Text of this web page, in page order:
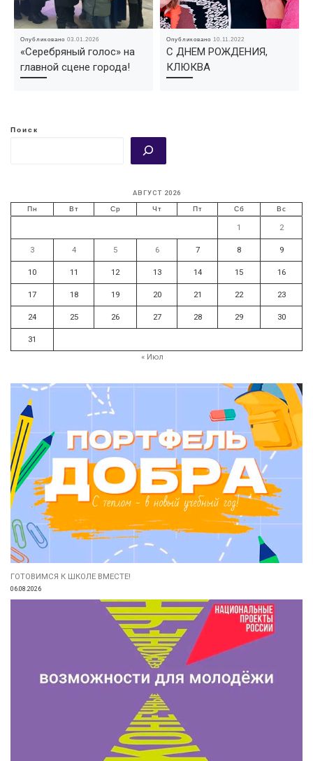
Опубликовано03.01.2026
«Серебряный голос» на
главной сцене города!
Опубликовано10.11.2022
С ДНЕМ РОЖДЕНИЯ,
КЛЮКВА
Поиск
АВГУСТ 2026
Пн Вт Ср Чт Пт Сб Вс
1 2
3 4 5 6 7 8 9
10 11 12 13 14 15 16
17 18 19 20 21 22 23
24 25 26 27 28 29 30
31
« Июл
ГОТОВИМСЯ К ШКОЛЕ ВМЕСТЕ!
06.08.2026